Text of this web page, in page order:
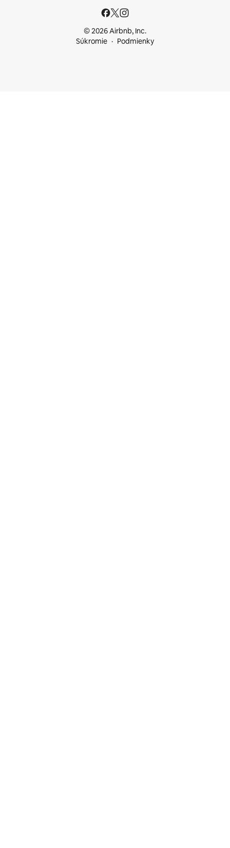
© 2026 Airbnb, Inc.
Súkromie
Podmienky